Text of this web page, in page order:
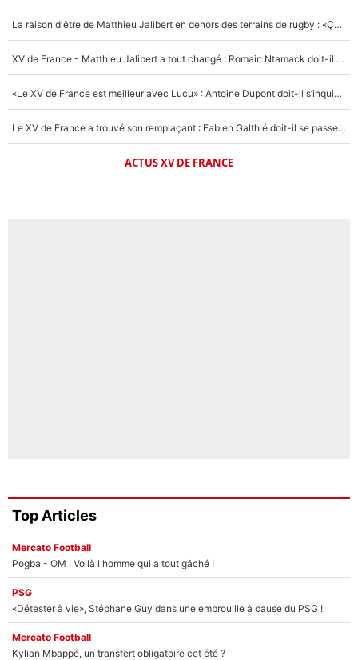
La raison d'être de Matthieu Jalibert en dehors des terrains de rugby : «Ça m'atteint autant que si tu touches à un membre de ma famille»
XV de France - Matthieu Jalibert a tout changé : Romain Ntamack doit-il s’inquiéter pour sa place à un an de la Coupe du monde ?
«Le XV de France est meilleur avec Lucu» : Antoine Dupont doit-il s’inquiéter pour sa place ?
Le XV de France a trouvé son remplaçant : Fabien Galthié doit-il se passer d'Antoine Dupont ?
ACTUS XV DE FRANCE
Top Articles
Mercato Football
Pogba - OM : Voilà l'homme qui a tout gâché !
PSG
«Détester à vie», Stéphane Guy dans une embrouille à cause du PSG !
Mercato Football
Kylian Mbappé, un transfert obligatoire cet été ?